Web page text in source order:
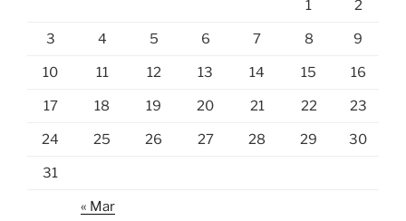
1 2
3 4 5 6 7 8 9
10 11 12 13 14 15 16
17 18 19 20 21 22 23
24 25 26 27 28 29 30
31
« Mar